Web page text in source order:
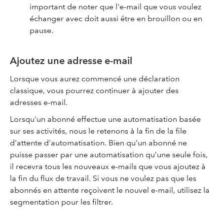
important de noter que l'e-mail que vous voulez
échanger avec doit aussi être en brouillon ou en
pause.
Ajoutez une adresse e-mail
Lorsque vous aurez commencé une déclaration
classique, vous pourrez continuer à ajouter des
adresses e-mail.
Lorsqu'un abonné effectue une automatisation basée
sur ses activités, nous le retenons à la fin de la file
d'attente d'automatisation. Bien qu’un abonné ne
puisse passer par une automatisation qu’une seule fois,
il recevra tous les nouveaux e-mails que vous ajoutez à
la fin du flux de travail. Si vous ne voulez pas que les
abonnés en attente reçoivent le nouvel e-mail, utilisez la
segmentation pour les filtrer.